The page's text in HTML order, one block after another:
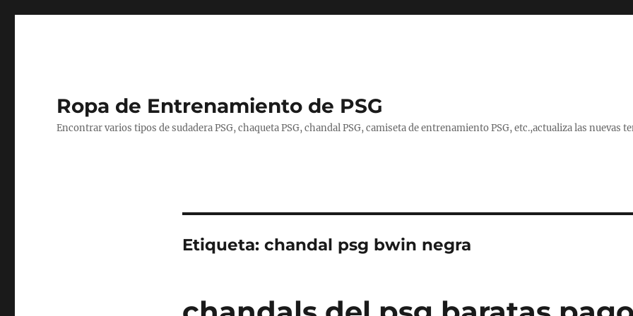
Ropa de Entrenamiento de PSG
Encontrar varios tipos de sudadera PSG, chaqueta PSG, chandal PSG, camiseta de entrenamiento PSG, etc.,actualiza las nuevas
Etiqueta: chandal psg bwin negra